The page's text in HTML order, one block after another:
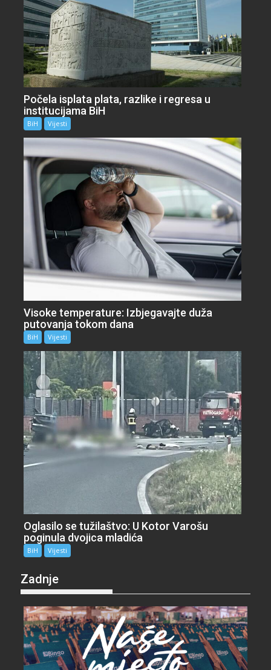
Počela isplata plata, razlike i regresa u
institucijama BiH
BiH Vijesti
Visoke temperature: Izbjegavajte duža
putovanja tokom dana
BiH Vijesti
Oglasilo se tužilaštvo: U Kotor Varošu
poginula dvojica mladića
BiH Vijesti
Zadnje